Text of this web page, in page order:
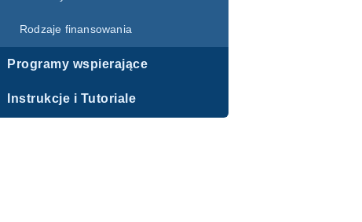
Rodzaje finansowania
Programy wspierające
Instrukcje i Tutoriale